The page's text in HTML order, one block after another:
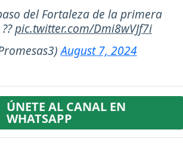
del Fortaleza de la primera
pic.twitter.com/Dmi8wVJf7i
August 7, 2024
ÚNETE AL CANAL EN
WHATSAPP